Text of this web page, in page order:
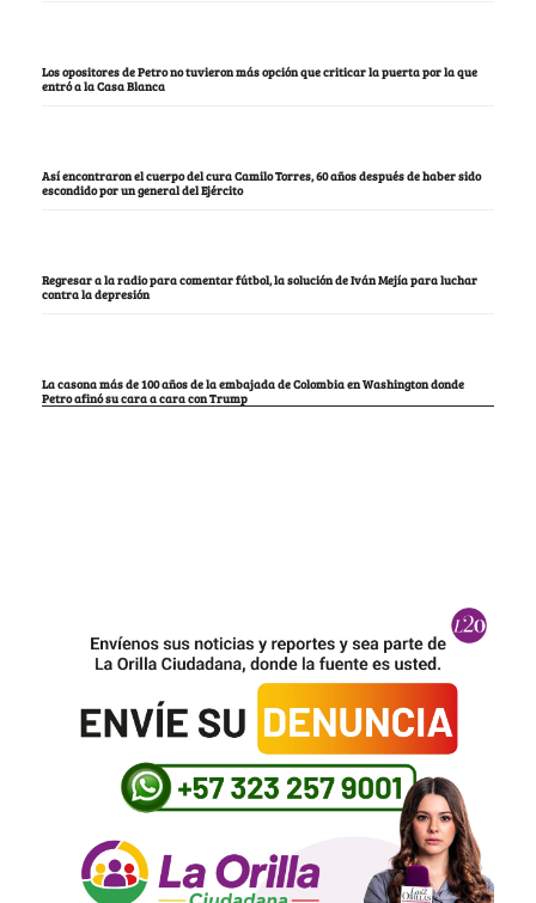
Los opositores de Petro no tuvieron más opción que criticar la puerta por la que
entró a la Casa Blanca
Así encontraron el cuerpo del cura Camilo Torres, 60 años después de haber sido
escondido por un general del Ejército
Regresar a la radio para comentar fútbol, la solución de Iván Mejía para luchar
contra la depresión
La casona más de 100 años de la embajada de Colombia en Washington donde
Petro afinó su cara a cara con Trump